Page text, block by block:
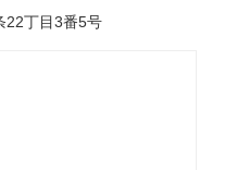
22丁目3番5号